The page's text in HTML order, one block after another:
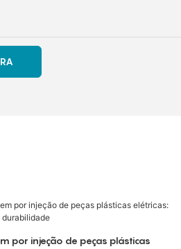
por injeção de peças plásticas